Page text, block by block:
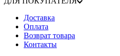
Доставка
Оплата
Возврат товара
Контакты